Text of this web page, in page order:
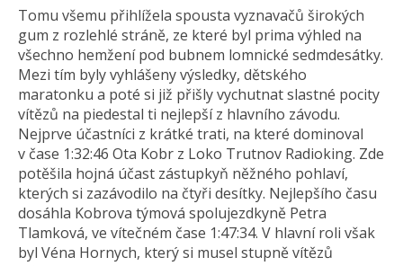
Tomu všemu přihlížela spousta vyznavačů širokých
gum z rozlehlé stráně, ze které byl prima výhled na
všechno hemžení pod bubnem lomnické sedmdesátky.
Mezi tím byly vyhlášeny výsledky, dětského
maratonku a poté si již přišly vychutnat slastné pocity
vítězů na piedestal ti nejlepší z hlavního závodu.
Nejprve účastníci z krátké trati, na které dominoval
v čase 1:32:46 Ota Kobr z Loko Trutnov Radioking. Zde
potěšila hojná účast zástupkyň něžného pohlaví,
kterých si zazávodilo na čtyři desítky. Nejlepšího času
dosáhla Kobrova týmová spolujezdkyně Petra
Tlamková, ve vítečném čase 1:47:34. V hlavní roli však
byl Véna Hornych, který si musel stupně vítězů